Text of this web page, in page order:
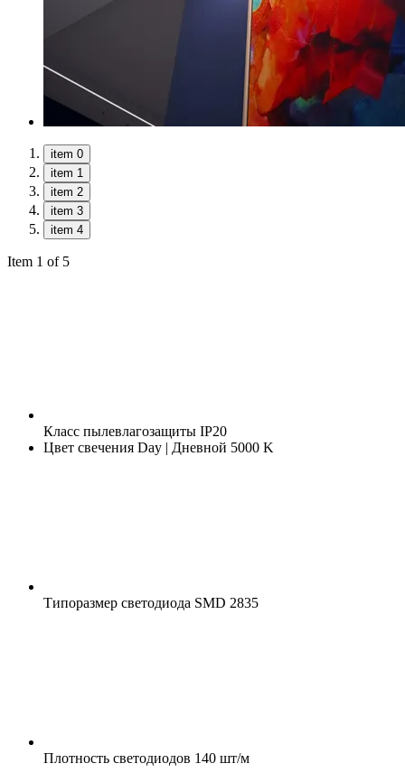
item 0
item 1
item 2
item 3
item 4
Item 1 of 5
Класс пылевлагозащиты IP20
Цвет свечения Day | Дневной 5000 K
Типоразмер светодиода SMD 2835
Плотность светодиодов 140 шт/м